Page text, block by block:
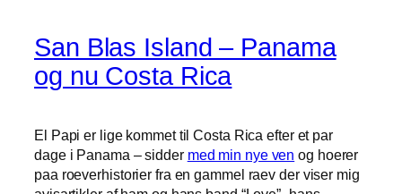
San Blas Island – Panama
og nu Costa Rica
El Papi er lige kommet til Costa Rica efter et par
dage i Panama – sidder med min nye ven og hoerer
paa roeverhistorier fra en gammel raev der viser mig